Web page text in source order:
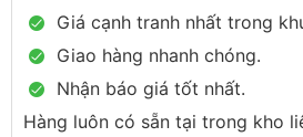
Giá cạnh tranh nhất trong
Giao hàng nhanh chóng.
Nhận báo giá tốt nhất.
Hàng luôn có sẵn tại trong kho